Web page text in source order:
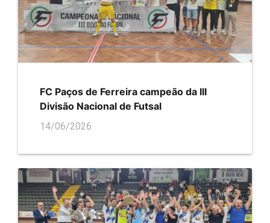
FC Paços de Ferreira campeão da III
Divisão Nacional de Futsal
14/06/2026